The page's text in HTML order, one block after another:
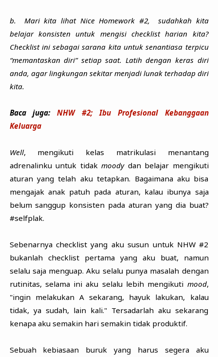
b. Mari kita lihat Nice Homework #2, sudahkah kita
belajar konsisten untuk mengisi checklist harian kita?
Checklist ini sebagai sarana kita untuk senantiasa terpicu
“memantaskan diri” setiap saat. Latih dengan keras diri
anda, agar lingkungan sekitar menjadi lunak terhadap diri
kita.
Baca juga:NHW #2; Ibu Profesional Kebanggaan
Keluarga
Well, mengikuti kelas matrikulasi menantang
adrenalinku untuk tidak moody dan belajar mengikuti
aturan yang telah aku tetapkan. Bagaimana aku bisa
mengajak anak patuh pada aturan, kalau ibunya saja
belum sanggup konsisten pada aturan yang dia buat?
#selfplak.
Sebenarnya checklist yang aku susun untuk NHW #2
bukanlah checklist pertama yang aku buat, namun
selalu saja menguap. Aku selalu punya masalah dengan
rutinitas, selama ini aku selalu lebih mengikuti mood,
"ingin melakukan A sekarang, hayuk lakukan, kalau
tidak, ya sudah, lain kali." Tersadarlah aku sekarang
kenapa aku semakin hari semakin tidak produktif.
Sebuah kebiasaan buruk yang harus segera aku